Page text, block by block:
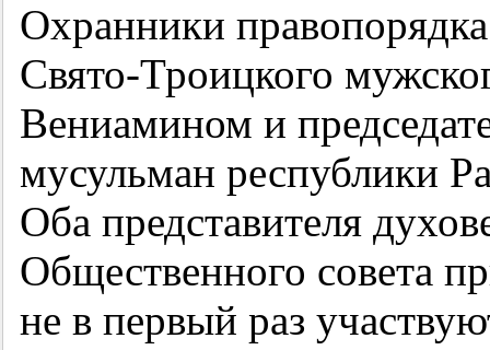
Охранники
Свято-Троицкого
Вениамином и
мусульман республики
Оба представителя
Общественного совета
не в первый раз